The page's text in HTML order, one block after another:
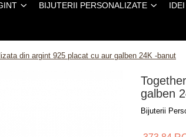
BIJUTERII PERSONALIZATE
din argint 925 placat cu aur galben 24K -banut
galben
Bijuterii